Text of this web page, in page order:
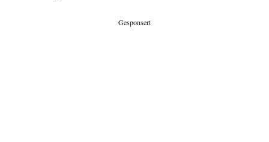
Gesponsert